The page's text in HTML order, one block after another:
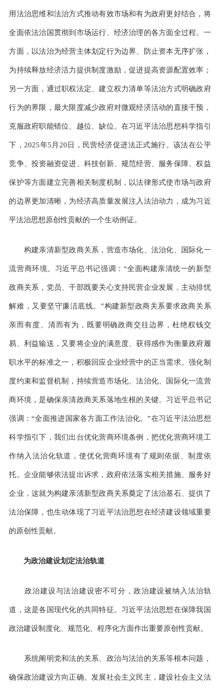
用法治思维和法治方式推动有效市场和有为政府更好结合，将
全面依法治国贯彻到市场运行、经济治理的各方面全过程。一
方面，以法治为经营主体划定行为边界、防止资本无序扩张，
为持续释放经济活力提供制度激励，促进提高资源配置效率；
另一方面，通过职权法定、建立权力清单等法治方式明确政府
行为的界限，最大限度减少政府对微观经济活动的直接干预，
克服政府职能错位、越位、缺位。在习近平法治思想科学指引
下，2025年5月20日，民营经济促进法正式施行。该法在公平
竞争、投资融资促进、科技创新、规范经营、服务保障、权益
保护等方面建立完善相关制度机制，以法律形式使市场与政府
的边界更加清晰，为经济高质量发展注入法治动力，成为习近
平法治思想原创性贡献的一个生动例证。
构建亲清新型政商关系，营造市场化、法治化、国际化一
流营商环境。习近平总书记强调：“全面构建亲清统一的新型
政商关系，党员、干部既要关心支持民营企业发展，主动排忧
解难，又要坚守廉洁底线。”构建新型政商关系要求政商关系
亲而有度、清而有为，既要明确政商交往边界，杜绝权钱交
易、利益输送，又要将企业的满意度、获得感作为衡量政府履
职水平的标准之一，积极回应企业经营中的正当需求。强化制
度约束和监督机制，持续营造市场化、法治化、国际化一流营
商环境，是确保亲清政商关系落地生根的关键。习近平总书记
强调：“全面推进国家各方面工作法治化。”在习近平法治思想
科学指引下，我们出台优化营商环境条例，把优化营商环境工
作纳入法治化轨道，使优化营商环境有了规则依据、制度依
托。企业能够依法提出诉求，政府依法落实相关措施、服务好
企业，这就为构建亲清新型政商关系奠定了法治基石、提供了
法治保障，也生动体现了习近平法治思想在经济建设领域重要
的原创性贡献。
为政治建设划定法治轨道
政治建设与法治建设密不可分，政治建设被纳入法治轨
道，这是各国现代化的共同特征。习近平法治思想在保障我国
政治建设制度化、规范化、程序化方面作出重要原创性贡献。
系统阐明党和法的关系、政治与法治的关系等根本问题，
确保政治建设方向正确。发展社会主义民主，建设社会主义法